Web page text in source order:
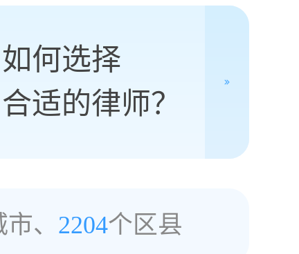
如何选择
合适的律师？
、 2204个区县